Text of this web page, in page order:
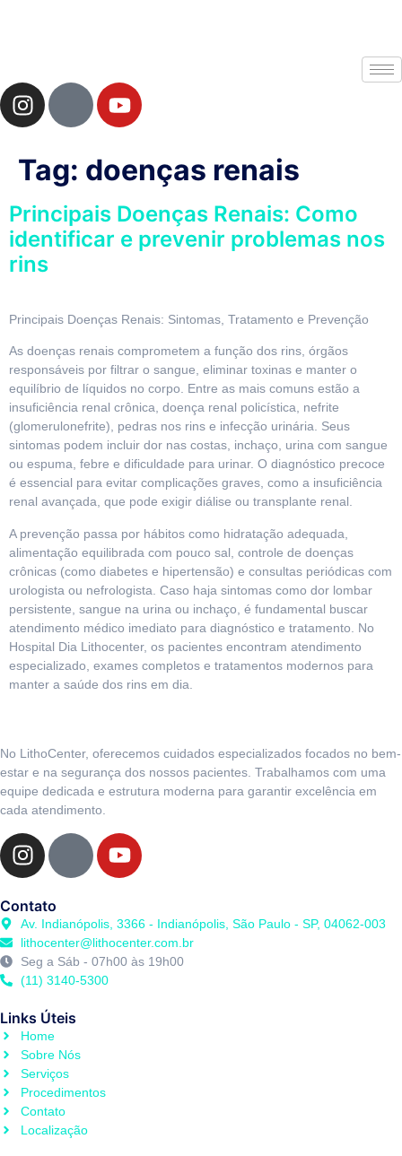
Tag: doenças renais
Principais Doenças Renais: Como
identificar e prevenir problemas nos
rins
Principais Doenças Renais: Sintomas, Tratamento e Prevenção
As doenças renais comprometem a função dos rins, órgãos
responsáveis por filtrar o sangue, eliminar toxinas e manter o
equilíbrio de líquidos no corpo. Entre as mais comuns estão a
insuficiência renal crônica, doença renal policística, nefrite
(glomerulonefrite), pedras nos rins e infecção urinária. Seus
sintomas podem incluir dor nas costas, inchaço, urina com sangue
ou espuma, febre e dificuldade para urinar. O diagnóstico precoce
é essencial para evitar complicações graves, como a insuficiência
renal avançada, que pode exigir diálise ou transplante renal.
A prevenção passa por hábitos como hidratação adequada,
alimentação equilibrada com pouco sal, controle de doenças
crônicas (como diabetes e hipertensão) e consultas periódicas com
urologista ou nefrologista. Caso haja sintomas como dor lombar
persistente, sangue na urina ou inchaço, é fundamental buscar
atendimento médico imediato para diagnóstico e tratamento. No
Hospital Dia Lithocenter, os pacientes encontram atendimento
especializado, exames completos e tratamentos modernos para
manter a saúde dos rins em dia.
No LithoCenter, oferecemos cuidados especializados focados no bem-
estar e na segurança dos nossos pacientes. Trabalhamos com uma
equipe dedicada e estrutura moderna para garantir excelência em
cada atendimento.
Contato
Av. Indianópolis, 3366 - Indianópolis, São Paulo - SP, 04062-003
lithocenter@lithocenter.com.br
Seg a Sáb - 07h00 às 19h00
(11) 3140-5300
Links Úteis
Home
Sobre Nós
Serviços
Procedimentos
Contato
Localização